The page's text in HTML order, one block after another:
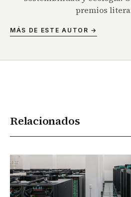
premios
MÁS DE ESTE AUTOR →
Relacionados